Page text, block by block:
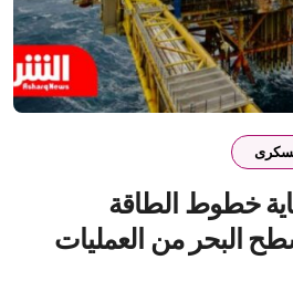
خطوط الطاقة
البحر من العمليات